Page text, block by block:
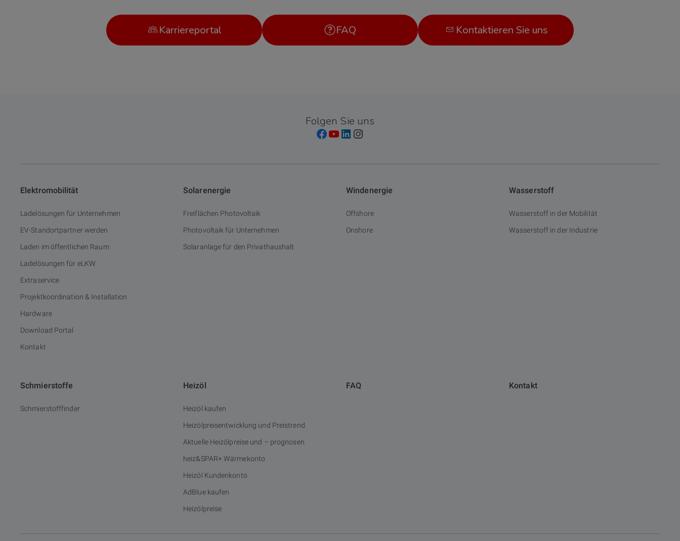
Karriereportal FAQ Kontaktieren Sie uns
Folgen Sie uns
Elektromobilität
Ladelösungen für Unternehmen
EV-Standortpartner werden
Laden im öffentlichen Raum
Ladelösungen für eLKW
Extraservice
Projektkoordination & Installation
Hardware
Download Portal
Kontakt
Solarenergie
Freiflächen Photovoltaik
Photovoltaik für Unternehmen
Solaranlage für den Privathaushalt
Windenergie
Offshore
Onshore
Wasserstoff
Wasserstoff in der Mobilität
Wasserstoff in der Industrie
Schmierstoffe
Schmierstofffinder
Heizöl
Heizöl kaufen
Heizölpreisentwicklung und Preistrend
Aktuelle Heizölpreise und – prognosen
heiz&SPAR+ Wärmekonto
Heizöl Kundenkonto
AdBlue kaufen
Heizölpreise
FAQ Kontakt